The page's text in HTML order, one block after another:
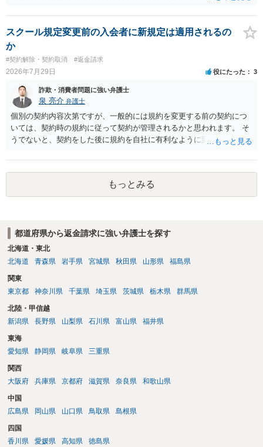
さい。
スクール規定変更前の入会者に新規定は適用されるの
か
#契約解除・契約取消 #返金請求
2026年7月29日 役にたった 3
詐欺・消費者問題に強い弁護士
泉 亮介 弁護士
個別の契約内容次第ですが、一般的には規約を変更する前の契約につ
いては、契約時の規約に従って契約が管理されるかと思われます。 そ
うでないと、契約をした後に規約を自社に有利なように変更し、それ
る場合があるかと思われます。
もっとみる
都道府県から返金請求に強い弁護士を探す
北海道・東北
北海道
青森県 岩手県 宮城県 秋田県 山形県 福島県
関東
東京都
神奈川県 千葉県 埼玉県 茨城県 栃木県 群馬県
北陸・甲信越
新潟県
長野県 山梨県 石川県 富山県 福井県
東海
愛知県
静岡県 岐阜県 三重県
関西
大阪府
兵庫県 京都府 滋賀県 奈良県 和歌山県
中国
広島県
岡山県 山口県 鳥取県 島根県
四国
香川県
愛媛県 高知県 徳島県